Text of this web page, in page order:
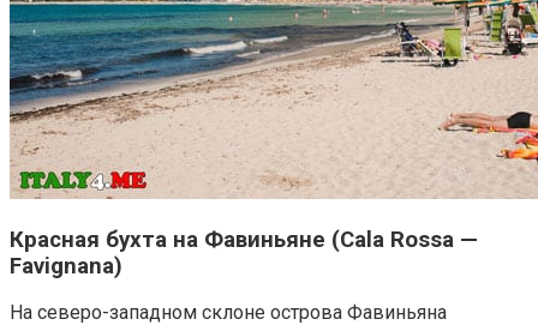
Красная бухта на Фавиньяне (Cala Rossa —
Favignana)
На северо-западном склоне острова Фавиньяна